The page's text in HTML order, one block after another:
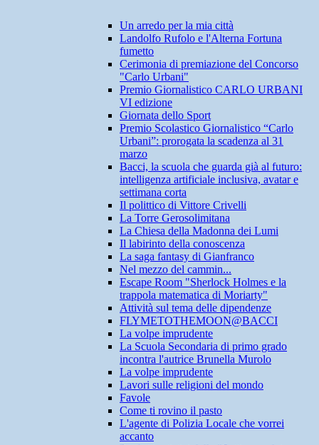
Un arredo per la mia città
Landolfo Rufolo e l'Alterna Fortuna
fumetto
Cerimonia di premiazione del Concorso
"Carlo Urbani"
Premio Giornalistico CARLO URBANI
VI edizione
Giornata dello Sport
Premio Scolastico Giornalistico “Carlo
Urbani”: prorogata la scadenza al 31
marzo
Bacci, la scuola che guarda già al futuro:
intelligenza artificiale inclusiva, avatar e
settimana corta
Il polittico di Vittore Crivelli
La Torre Gerosolimitana
La Chiesa della Madonna dei Lumi
Il labirinto della conoscenza
La saga fantasy di Gianfranco
Nel mezzo del cammin...
Escape Room "Sherlock Holmes e la
trappola matematica di Moriarty"
Attività sul tema delle dipendenze
FLYMETOTHEMOON@BACCI
La volpe imprudente
La Scuola Secondaria di primo grado
incontra l'autrice Brunella Murolo
La volpe imprudente
Lavori sulle religioni del mondo
Favole
Come ti rovino il pasto
L'agente di Polizia Locale che vorrei
accanto